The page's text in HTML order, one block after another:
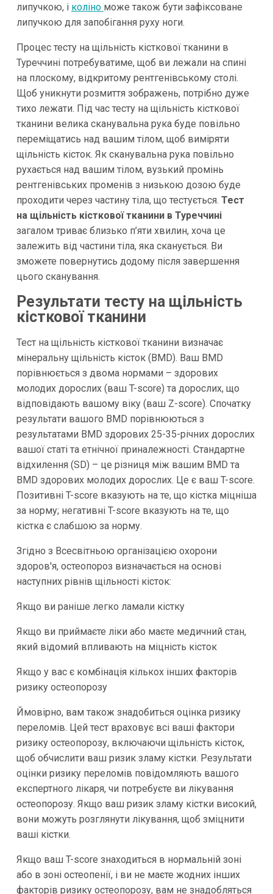
липучкою, і коліно може також бути зафіксоване
липучкою для запобігання руху ноги.
Процес тесту на щільність кісткової тканини в
Туреччині потребуватиме, щоб ви лежали на спині
на плоскому, відкритому рентгенівському столі.
Щоб уникнути розмиття зображень, потрібно дуже
тихо лежати. Під час тесту на щільність кісткової
тканини велика сканувальна рука буде повільно
переміщатись над вашим тілом, щоб виміряти
щільність кісток. Як сканувальна рука повільно
рухається над вашим тілом, вузький промінь
рентгенівських променів з низькою дозою буде
проходити через частину тіла, що тестується. Тест
на щільність кісткової тканини в Туреччині
загалом триває близько п’яти хвилин, хоча це
залежить від частини тіла, яка сканується. Ви
зможете повернутись додому після завершення
цього сканування.
Результати тесту на щільність
кісткової тканини
Тест на щільність кісткової тканини визначає
мінеральну щільність кісток (BMD). Ваш BMD
порівнюється з двома нормами – здорових
молодих дорослих (ваш T-score) та дорослих, що
відповідають вашому віку (ваш Z-score). Спочатку
результати вашого BMD порівнюються з
результатами BMD здорових 25-35-річних дорослих
вашої статі та етнічної приналежності. Стандартне
відхилення (SD) – це різниця між вашим BMD та
BMD здорових молодих дорослих. Це є ваш T-score.
Позитивні T-score вказують на те, що кістка міцніша
за норму; негативні T-score вказують на те, що
кістка є слабшою за норму.
Згідно з Всесвітньою організацією охорони
здоров'я, остеопороз визначається на основі
наступних рівнів щільності кісток:
Якщо ви раніше легко ламали кістку
Якщо ви приймаєте ліки або маєте медичний стан,
який відомий впливають на міцність кісток
Якщо у вас є комбінація кількох інших факторів
ризику остеопорозу
Ймовірно, вам також знадобиться оцінка ризику
переломів. Цей тест враховує всі ваші фактори
ризику остеопорозу, включаючи щільність кісток,
щоб обчислити ваш ризик зламу кістки. Результати
оцінки ризику переломів повідомляють вашого
експертного лікаря, чи потребуєте ви лікування
остеопорозу. Якщо ваш ризик зламу кістки високий,
вони можуть розглянути лікування, щоб зміцнити
ваші кістки.
Якщо ваш T-score знаходиться в нормальній зоні
або в зоні остеопенії, і ви не маєте жодних інших
факторів ризику остеопорозу, вам не знадобляться